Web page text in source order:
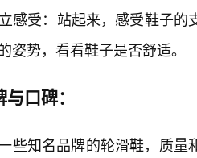
感受：站起来，感受鞋子
姿势，看看鞋子是否舒适。
口碑：
些知名品牌的轮滑鞋，质